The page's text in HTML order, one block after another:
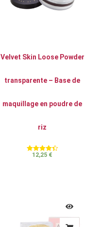
Velvet Skin Loose Powder
transparente – Base de
maquillage en poudre de
riz
Note
12,25 €